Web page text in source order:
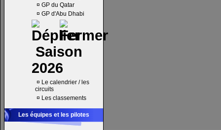
¤ GP du Qatar
¤ GP d'Abu Dhabi
Saison
2026
¤ Le calendrier / les
circuits
¤ Les classements
Les équipes et les pilotes